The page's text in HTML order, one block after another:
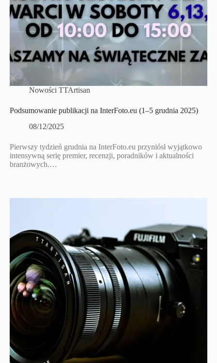
Nowości TTArtisan
Podsumowanie publikacji na InterFoto.eu (1–5 grudnia 2025)
08/12/2025
Pierwszy tydzień grudnia na InterFoto.eu przyniósł wyjątkowo
intensywną serię premier, recenzji, poradników i aktualności
branżowych.…